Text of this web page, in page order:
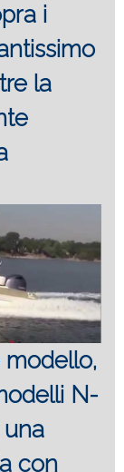
i
la
modello,
N-
con